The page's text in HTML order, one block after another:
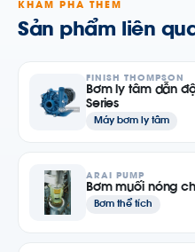
KHÁM PHÁ THÊM
Sản phẩm liên
FINISH THOMPSON
Bơm ly tâm dẫn
Series
Máy bơm ly tâm
ARAI PUMP
Bơm muối nóng
Bơm thể tích